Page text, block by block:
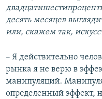
десять месяцев
или, скажем так,
– Я действительно
рынка я не верю в
манипуляций.
определенный эффект,